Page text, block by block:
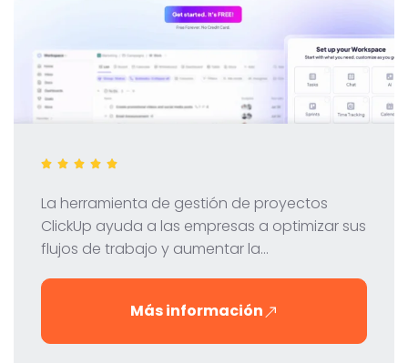
La herramienta de gestión de proyectos
ClickUp ayuda a las empresas a optimizar sus
flujos de trabajo y aumentar la
ventajas de ClickUp para ayudarle a decidir si
es la herramienta adecuada para su equipo.
Más información